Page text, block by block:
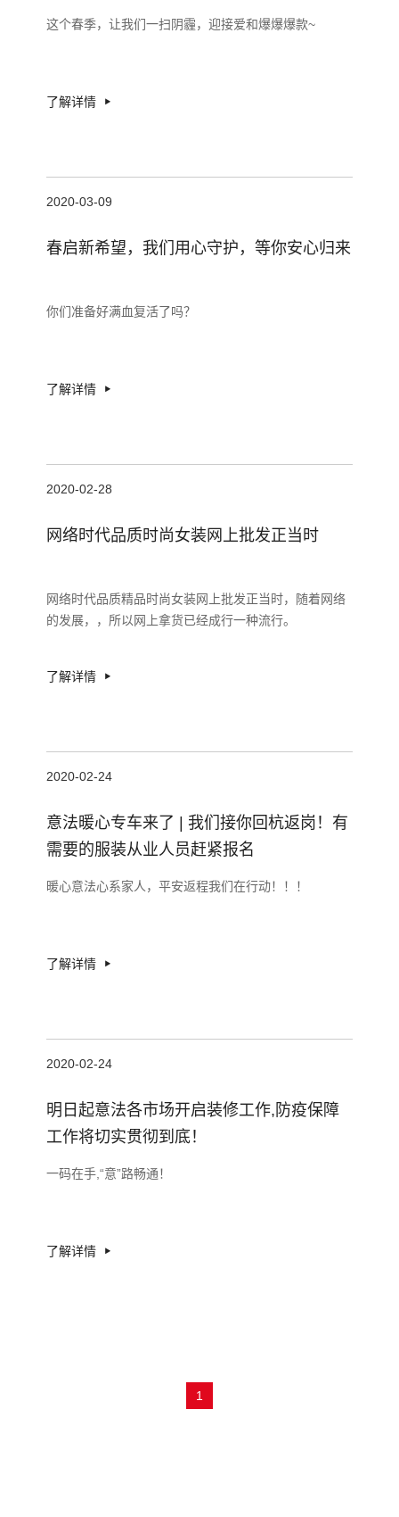
这个春季，让我们一扫阴霾，迎接爱和爆爆爆款~
了解详情
2020-03-09
春启新希望，我们用心守护，等你安心归来
你们准备好满血复活了吗？
了解详情
2020-02-28
网络时代品质时尚女装网上批发正当时
网络时代品质精品时尚女装网上批发正当时，随着网络
的发展，，所以网上拿货已经成行一种流行。
了解详情
2020-02-24
意法暖心专车来了 | 我们接你回杭返岗！有
需要的服装从业人员赶紧报名
暖心意法心系家人，平安返程我们在行动！！！
了解详情
2020-02-24
明日起意法各市场开启装修工作,防疫保障
工作将切实贯彻到底！
一码在手,“意”路畅通！
了解详情
1